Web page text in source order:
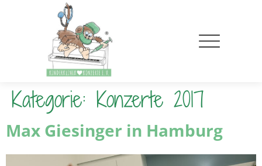
Kategorie: Konzerte 2017
Max Giesinger in Hamburg